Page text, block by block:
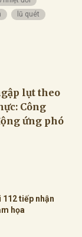
lũ quét
lụt theo
Công
ứng phó
tiếp nhận
họa